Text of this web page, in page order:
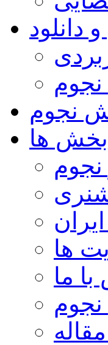
دانلود
نجوم
ها
ها
ما
نجوم